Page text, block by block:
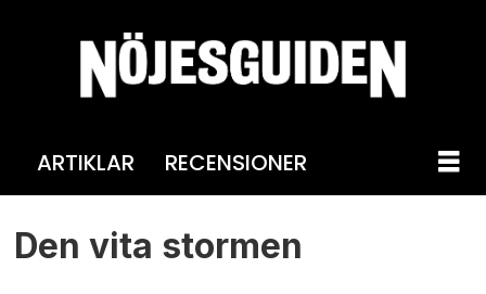
ARTIKLAR RECENSIONER
Tag:
Den vita stormen